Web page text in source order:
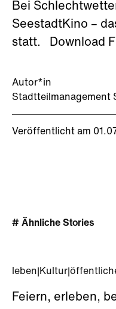
Autor*in
Stadtteilmanagement
Veröffentlicht am
Bei
SeestadtKino –
statt. Download
# Ähnliche Stories
leben Kultur
Feiern, erleben,